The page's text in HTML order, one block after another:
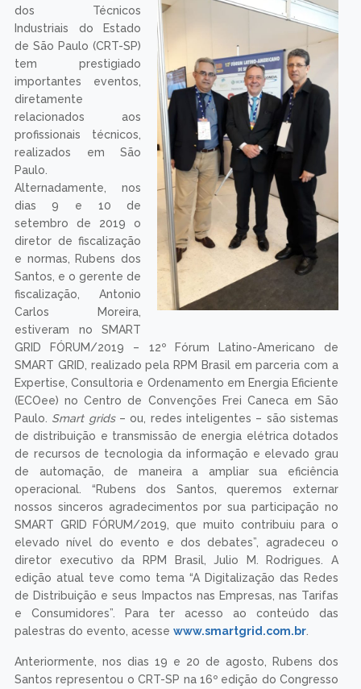
dos Técnicos
Industriais do Estado
de São Paulo (CRT-SP)
tem prestigiado
importantes eventos,
diretamente
relacionados aos
profissionais técnicos,
realizados em São
Paulo.
Alternadamente, nos
dias 9 e 10 de
setembro de 2019 o
diretor de fiscalização
e normas, Rubens dos
Santos, e o gerente de
fiscalização, Antonio
Carlos Moreira,
estiveram no SMART
GRID FÓRUM/2019 – 12º Fórum Latino-Americano de
SMART GRID, realizado pela RPM Brasil em parceria com a
Expertise, Consultoria e Ordenamento em Energia Eficiente
(ECOee) no Centro de Convenções Frei Caneca em São
Paulo. Smart grids– ou, redes inteligentes – são sistemas
de distribuição e transmissão de energia elétrica dotados
de recursos de tecnologia da informação e elevado grau
de automação, de maneira a ampliar sua eficiência
operacional. “Rubens dos Santos, queremos externar
nossos sinceros agradecimentos por sua participação no
SMART GRID FÓRUM/2019, que muito contribuiu para o
elevado nível do evento e dos debates”, agradeceu o
diretor executivo da RPM Brasil, Julio M. Rodrigues. A
edição atual teve como tema “A Digitalização das Redes
de Distribuição e seus Impactos nas Empresas, nas Tarifas
e Consumidores”. Para ter acesso ao conteúdo das
palestras do evento, acesse www.smartgrid.com.br.
Anteriormente, nos dias 19 e 20 de agosto, Rubens dos
Santos representou o CRT-SP na 16º edição do Congresso